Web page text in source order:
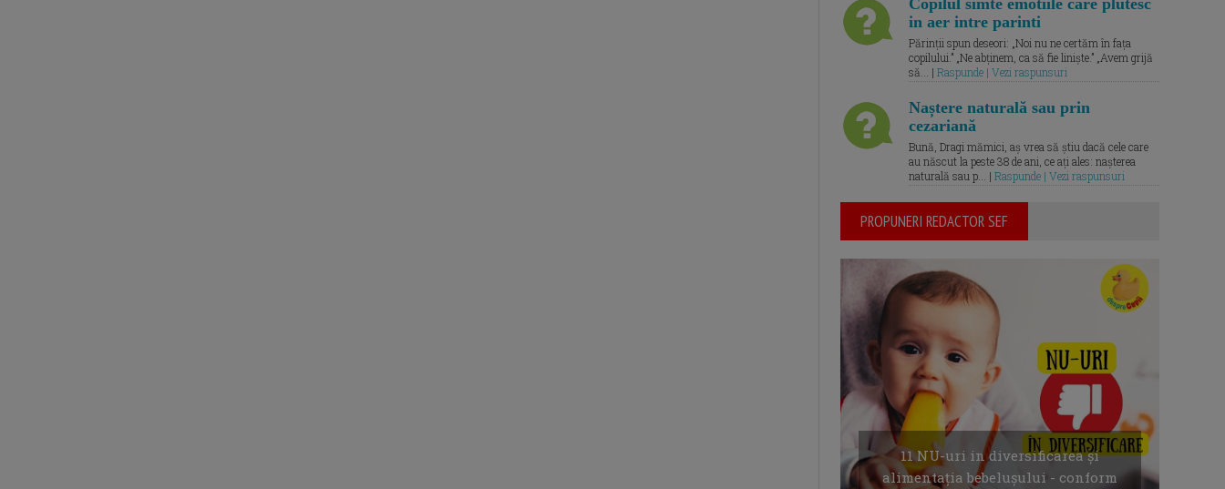
in aer intre parinti
Părinții spun deseori: „Noi nu ne certăm în fața
copilului.” „Ne abținem, ca să fie liniște.” „Avem grijă
să... | Raspunde | Vezi raspunsuri
Naștere naturală sau prin
cezariană
Bună, Dragi mămici, aș vrea să știu dacă cele care
au născut la peste 38 de ani, ce ați ales: nașterea
naturală sau p... | Raspunde | Vezi raspunsuri
PROPUNERI REDACTOR SEF
11 NU-uri in diversificarea și
alimentația bebelușului - conform